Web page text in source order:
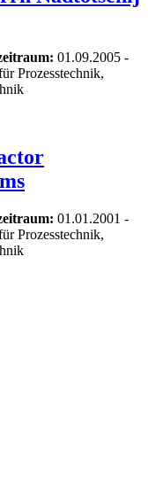
01.09.2005 -
Prozesstechnik,
01.01.2001 -
Prozesstechnik,